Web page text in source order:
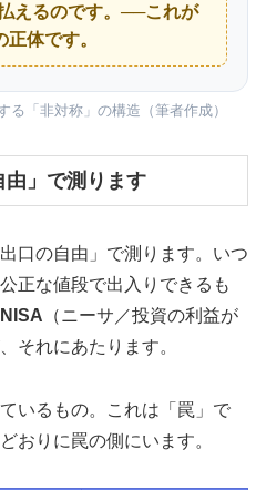
えるのです。──これが
正体です。
「非対称」の構造（筆者作成）
」で測ります
口の自由」で測ります。いつ
正な値段で出入りできるも
NISA （ニーサ／投資の利益が
それにあたります。
いるもの。これは「罠」で
おりに罠の側にいます。